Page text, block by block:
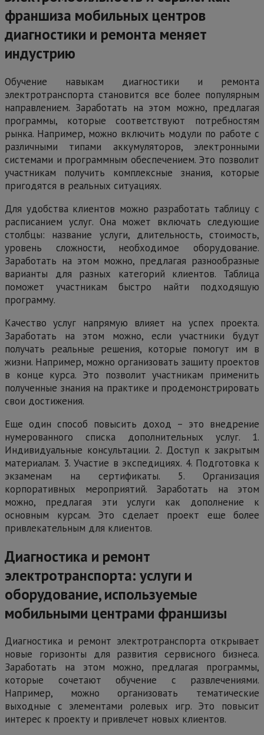
франшиза мобильных центров
диагностики и ремонта меняет
индустрию
Обучение навыкам диагностики и ремонта
электротранспорта становится все более популярным
направлением. Заработать на этом можно, предлагая
программы, которые соответствуют потребностям
рынка. Например, можно включить модули по работе с
различными типами аккумуляторов, электронными
системами и программным обеспечением. Это позволит
участникам получить комплексные знания, которые
пригодятся в реальных ситуациях.
Для удобства клиентов можно разработать таблицу с
расписанием услуг. Она может включать следующие
столбцы: название услуги, длительность, стоимость,
уровень сложности, необходимое оборудование.
Заработать на этом можно, предлагая разнообразные
варианты для разных категорий клиентов. Таблица
поможет участникам быстро найти подходящую
программу.
Качество услуг напрямую влияет на успех проекта.
Заработать на этом можно, если участники будут
получать реальные решения, которые помогут им в
жизни. Например, можно организовать защиту проектов
в конце курса. Это позволит участникам применить
полученные знания на практике и продемонстрировать
свои достижения.
Еще один способ повысить доход – это внедрение
нумерованного списка дополнительных услуг. 1.
Индивидуальные консультации. 2. Доступ к закрытым
материалам. 3. Участие в экспедициях. 4. Подготовка к
экзаменам на сертификаты. 5. Организация
корпоративных мероприятий. Заработать на этом
можно, предлагая эти услуги как дополнение к
основным курсам. Это сделает проект еще более
привлекательным для клиентов.
Диагностика и ремонт
электротранспорта: услуги и
оборудование, используемые
мобильными центрами франшизы
Диагностика и ремонт электротранспорта открывает
новые горизонты для развития сервисного бизнеса.
Заработать на этом можно, предлагая программы,
которые сочетают обучение с развлечениями.
Например, можно организовать тематические
выходные с элементами ролевых игр. Это повысит
интерес к проекту и привлечет новых клиентов.